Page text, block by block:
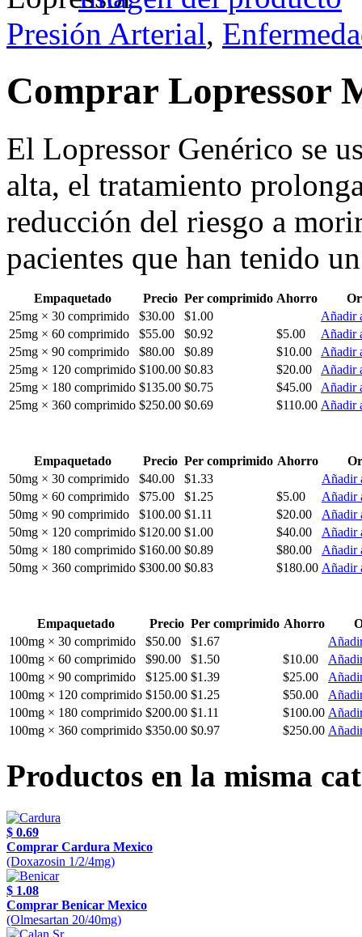
Presión Arterial,
Comprar Lopressor
El Lopressor Genérico se
alta, el tratamiento
reducción del riesgo a
pacientes que han tenido
Empaquetado Precio Per comprimido Ahorro
25mg × 30 comprimido
$30.00 $1.00
Añadir
25mg × 60 comprimido
$55.00 $0.92 $5.00
Añadir
25mg × 90 comprimido
$80.00 $0.89 $10.00
Añadir
25mg × 120 comprimido $100.00 $0.83 $20.00
Añadir
25mg × 180 comprimido $135.00 $0.75 $45.00
Añadir
25mg × 360 comprimido $250.00 $0.69 $110.00 Añadir
Empaquetado Precio Per comprimido Ahorro
50mg × 30 comprimido
$40.00 $1.33
Añadir
50mg × 60 comprimido
$75.00 $1.25 $5.00
Añadir
50mg × 90 comprimido
$100.00 $1.11 $20.00
Añadir
50mg × 120 comprimido $120.00 $1.00 $40.00
Añadir
50mg × 180 comprimido $160.00 $0.89 $80.00
Añadir
50mg × 360 comprimido $300.00 $0.83 $180.00 Añadir
Empaquetado Precio Per comprimido Ahorro
100mg × 30 comprimido
$50.00 $1.67
100mg × 60 comprimido
$90.00 $1.50 $10.00
100mg × 90 comprimido
$125.00 $1.39 $25.00
100mg × 120 comprimido $150.00 $1.25 $50.00
100mg × 180 comprimido $200.00 $1.11 $100.00
100mg × 360 comprimido $350.00 $0.97 $250.00
Productos en la misma
$ 0.69
Comprar Cardura Mexico
(Doxazosin 1/2/4mg)
$ 1.08
Comprar Benicar Mexico
(Olmesartan 20/40mg)